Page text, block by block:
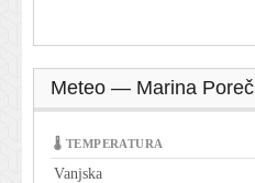
Meteo — Marina
🌡 TEMPERATURA
Vanjska